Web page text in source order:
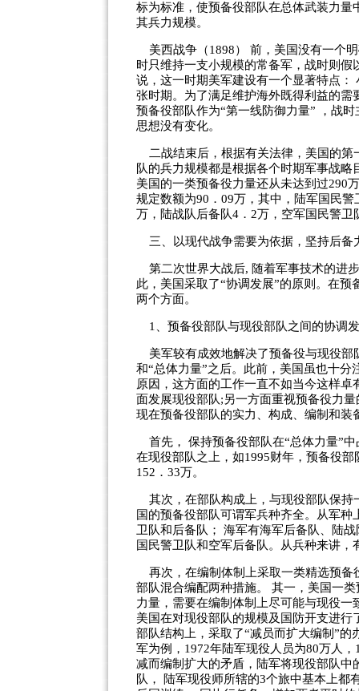
标为标准，使预备役部队在总体武装力
其兵力规模。
美西战争（1898） 前，美国没有一个
时只维持一支小规模的常备军，战时则
说，这一时期美军建设有一个显著特点
张时期。为了满足维护海外既得利益的
预备役部队作为“第一线防御力量” ，战
思想没有变化。
二战结束后，根据有关法律，美国的第
队的兵力规模都是根据各个时期军事战
美国的一类预备役力量还从未达到过290
规定数额为90．09万，其中，陆军国民
万，陆战队后备队4．2万，空军国民警
三、以现代战争需要为依据，坚持后备
第二次世界大战后, 随着军事技术的进
此，美国采取了“协调发展”的原则。在
两个方面。
1、预备役部队与现役部队之间的协调
美军较有成效地解决了预备役与现役部
和“总体力量”之后。此前，美国虽也十
原因，这方面的工作一直不如当今这样
面发展现役部队;另一方面重视预备役力
现在预备役部队的实力、构成、编制和装
首先， 保持预备役部队在“总体力量”
在现役部队之上，如1995财年，预备役
152．33万。
其次，在部队构成上，与现役部队保持
国的预备役部队可谓军兵种齐全。从军
卫队和后备队； 海军有海军后备队、陆
国民警卫队和空军后备队。从兵种来讲
再次，在编制体制上采取一类精选预备
部队混合编配两种措施。 其一，美国一
力量，需要在编制体制上尽可能与现役
美国在对现役部队的规模及国防开支进
部队结构上，采取了“减员而扩大编制”
军为例，1972年陆军现役人员为80万人
减而编制扩大的矛盾，陆军将现役部队
队， 陆军现役师所辖的3个旅中基本上都